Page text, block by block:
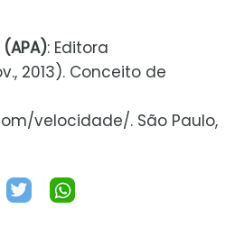
: Editora
2013). Conceito de
velocidade/. São Paulo,